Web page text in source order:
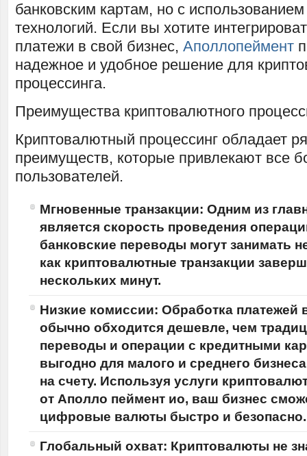
банковским картам, но с
технологий. Если вы хотите
платежи в свой бизнес, Аполлопеймент
надежное и удобное решение для
процессинга.
Преимущества криптовалютного
Криптовалютный процессинг обладает
преимуществ, которые привлекают все
пользователей.
Мгновенные транзакции: Одним из
является скорость проведения
банковские переводы могут занимать
как криптовалютные транзакции
нескольких минут.
Низкие комиссии: Обработка платежей
обычно обходится дешевле, чем
переводы и операции с кредитными
выгодно для малого и среднего
на счету. Используя услуги
от Аполло пеймент ио, ваш бизнес
цифровые валюты быстро и безопасно.
Глобальный охват: Криптовалюты не